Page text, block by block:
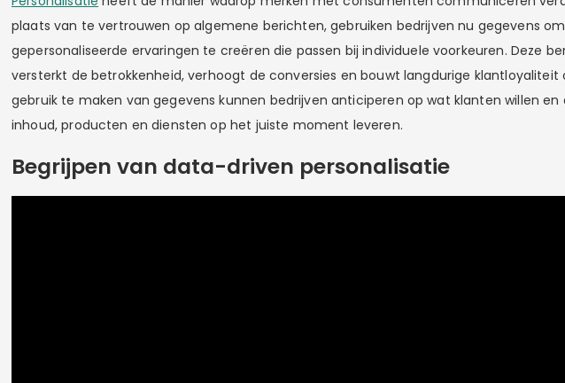
plaats van te vertrouwen op algemene berichten, gebruiken bedrijven nu gegevens om
gepersonaliseerde ervaringen te creëren die passen bij individuele voorkeuren. Deze
versterkt de betrokkenheid, verhoogt de conversies en bouwt langdurige klantloyaliteit
gebruik te maken van gegevens kunnen bedrijven anticiperen op wat klanten willen en
inhoud, producten en diensten op het juiste moment leveren.
Begrijpen van data-driven personalisatie